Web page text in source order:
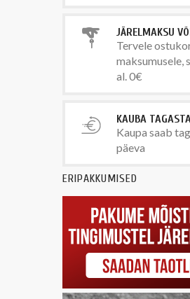
JÄRELMAKSU
Tervele
maksumusele,
al. 0€
KAUBA
Kaupa saab
päeva
ERIPAKKUMISED